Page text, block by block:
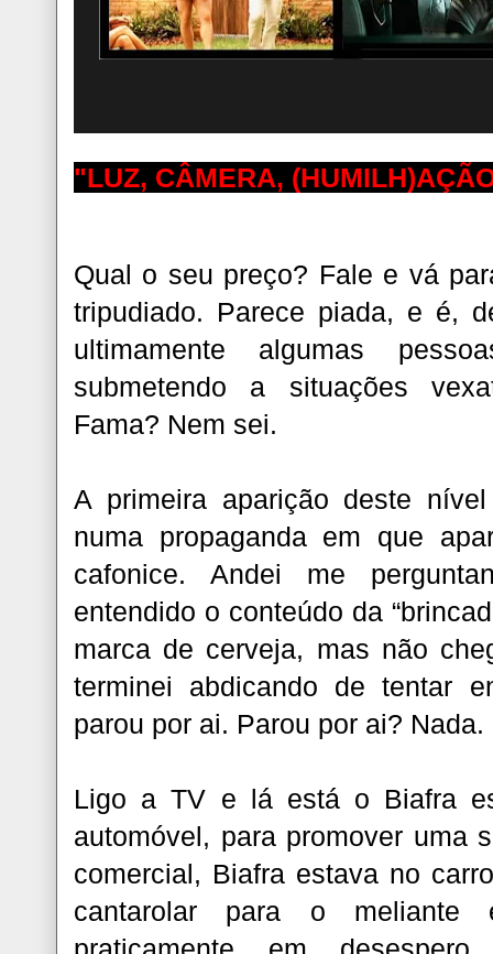
"LUZ, CÂMERA,
Qual o seu preço? Fale e vá
tripudiado. Parece piada, e é,
ultimamente algumas
submetendo a situações
Fama? Nem sei.
A primeira aparição deste
numa propaganda em que
cafonice. Andei me
entendido o conteúdo da
marca de cerveja, mas não
terminei abdicando de tentar
parou por ai. Parou por ai? Nada.
Ligo a TV e lá está o Biafra
automóvel, para promover uma
comercial, Biafra estava no
cantarolar para o meliante